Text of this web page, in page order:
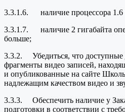
3.3.1.6. наличие процессора
3.3.1.7. наличие 2 гигабайта
больше;
3.3.2. Убедиться, что доступные
фрагменты видео записей,
и опубликованные на сайте
надлежащим качеством видео и
3.3.3. Обеспечить наличие у
подготовки в соответствии с